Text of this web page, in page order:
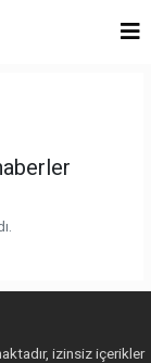
izinsiz içerikler